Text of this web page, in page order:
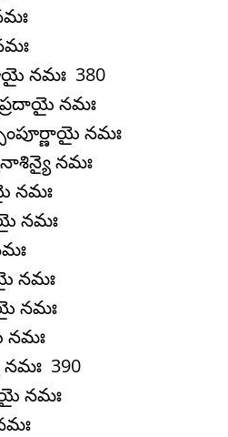
380
నమః
నమః
నమః
నమః
నమః
నమః
నమః
390
నమః